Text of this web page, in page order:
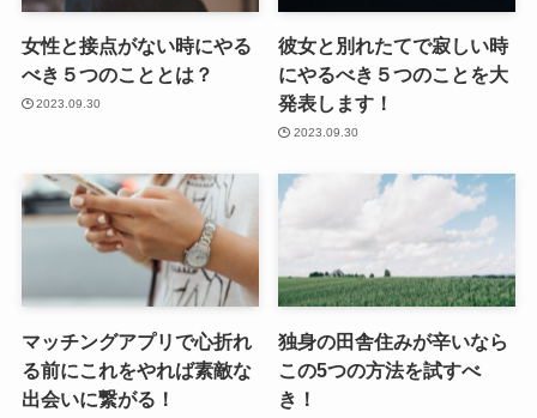
女性と接点がない時にやる
べき５つのこととは？
2023.09.30
彼女と別れたてで寂しい時
にやるべき５つのことを大
発表します！
2023.09.30
マッチングアプリで心折れ
る前にこれをやれば素敵な
出会いに繋がる！
独身の田舎住みが辛いなら
この5つの方法を試すべ
き！